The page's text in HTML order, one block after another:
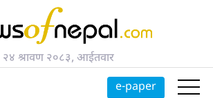
२४ श्रावण २०८३, आईतवार
e-paper